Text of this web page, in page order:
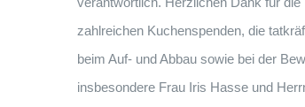
zahlreichen Kuchenspenden, die
beim Auf- und Abbau sowie bei der
insbesondere Frau Iris Hasse und